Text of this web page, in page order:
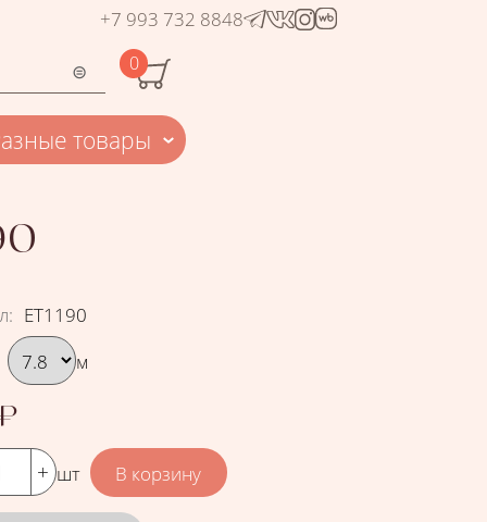
+7 993 732 8848
0
товары
: ЕТ1190
вариант
м
шт